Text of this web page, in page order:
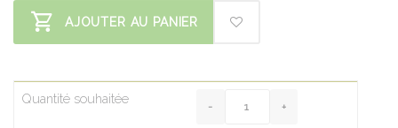
AJOUTER AU PANIER
Quantité souhaitée